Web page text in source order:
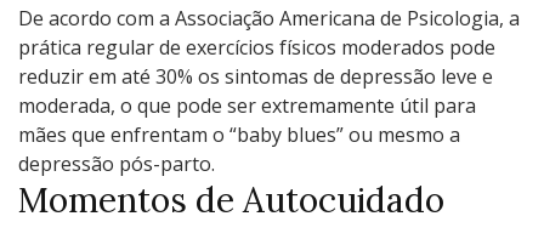
De acordo com a Associação Americana de Psicologia, a
prática regular de exercícios físicos moderados pode
reduzir em até 30% os sintomas de depressão leve e
moderada, o que pode ser extremamente útil para
mães que enfrentam o “baby blues” ou mesmo a
depressão pós-parto.
Momentos de Autocuidado